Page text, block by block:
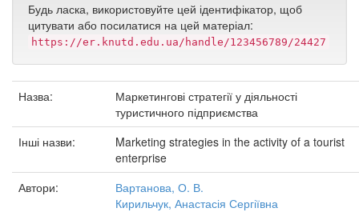
Будь ласка, використовуйте цей ідентифікатор, щоб
цитувати або посилатися на цей матеріал:
https://er.knutd.edu.ua/handle/123456789/24427
Назва:
Маркетингові стратегії у діяльності
туристичного підприємства
Інші назви:
Marketing strategies in the activity of a tourist
enterprise
Автори:
Вартанова, О. В.
Кирильчук, Анастасія Сергіївна